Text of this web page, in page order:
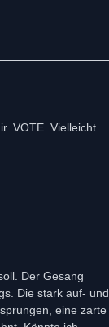
VOTE. Vielleicht
Der Gesang
Die stark auf- und
eine zarte